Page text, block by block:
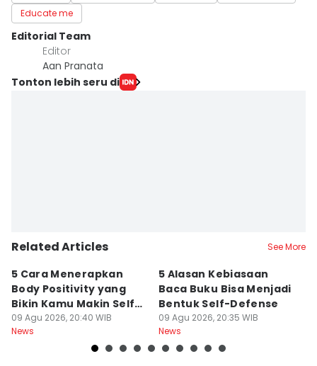
Educate me
Editorial Team
Editor
Aan Pranata
Tonton lebih seru di
Related Articles See More
5 Cara Menerapkan
Body Positivity yang
Bikin Kamu Makin Self-
Love
09 Agu 2026, 20:40 WIB
News
5 Alasan Kebiasaan
Baca Buku Bisa Menjadi
Bentuk Self-Defense
09 Agu 2026, 20:35 WIB
News